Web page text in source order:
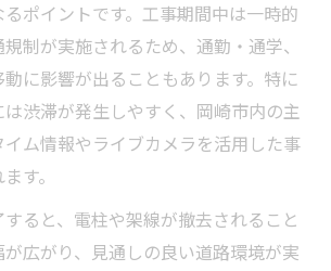
ポイントです。工事期間中は一時的
制が実施されるため、通勤・通学、
に影響が出ることもあります。特に
渋滞が発生しやすく、岡崎市内の主
ム情報やライブカメラを活用した事
す。
ると、電柱や架線が撤去されること
広がり、見通しの良い道路環境が実